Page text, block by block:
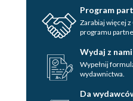
Program
Zarabiaj więcej
programu
Wydaj z
Wypełnij
wydawnictwa.
Da